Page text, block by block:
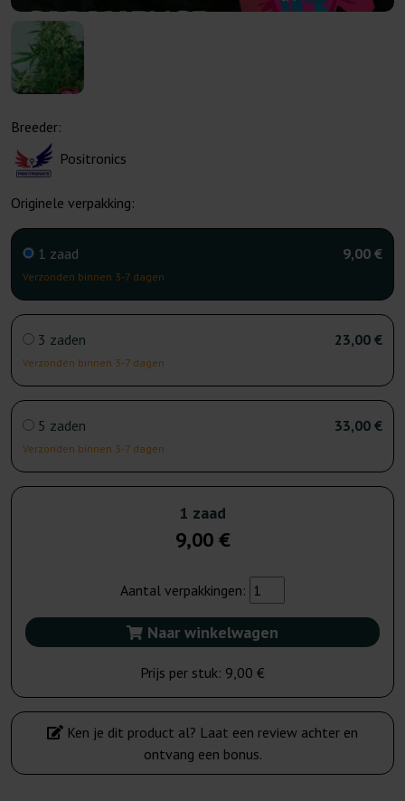
Breeder:
Positronics
Originele verpakking:
1 zaad
Verzonden binnen 3-7 dagen
9,00 €
3 zaden
Verzonden binnen 3-7 dagen
23,00 €
5 zaden
Verzonden binnen 3-7 dagen
33,00 €
1 zaad
9,00 €
Aantal verpakkingen:
Naar winkelwagen
Prijs per stuk: 9,00 €
Ken je dit product al? Laat een review achter en
ontvang een bonus.